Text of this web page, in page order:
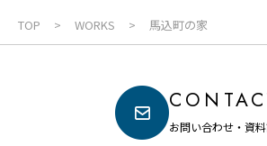
TOP WORKS 馬込町の家
お問い合わせ・資